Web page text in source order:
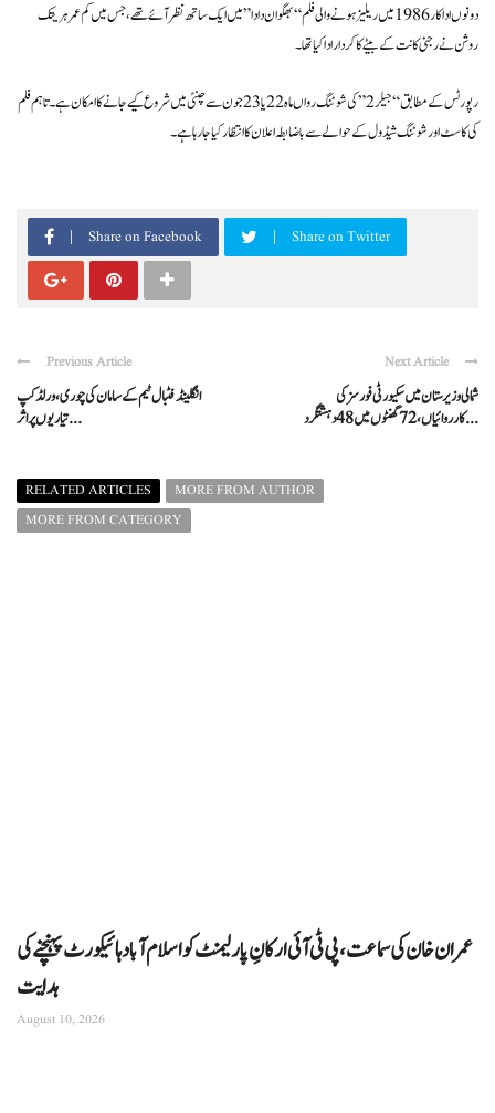
دونوں اداکار 1986 میں ریلیز ہونے والی فلم “بھگوان دادا” میں ایک ساتھ نظر آئے تھے، جس میں کم عمر ہریتک
روشن نے رجنی کانت کے بیٹے کا کردار ادا کیا تھا۔
رپورٹس کے مطابق “جیلر 2” کی شوٹنگ رواں ماہ 22 یا 23 جون سے چنئی میں شروع کیے جانے کا امکان ہے۔ تاہم فلم
کی کاسٹ اور شوٹنگ شیڈول کے حوالے سے باضابطہ اعلان کا انتظار کیا جا رہا ہے۔
Share on Facebook Share on Twitter
Previous Article
انگلینڈ فٹبال ٹیم کے سامان کی چوری، ورلڈ کپ
تیاریوں پر اثر ...
Next Article
شمالی وزیرستان میں سکیورٹی فورسز کی
کارروائیاں، 72 گھنٹوں میں 48 دہشتگرد ...
RELATED ARTICLES
MORE FROM AUTHOR
MORE FROM CATEGORY
عمران خان کی سماعت، پی ٹی آئی ارکانِ پارلیمنٹ کو اسلام آباد ہائیکورٹ پہنچنے کی
ہدایت
August 10, 2026